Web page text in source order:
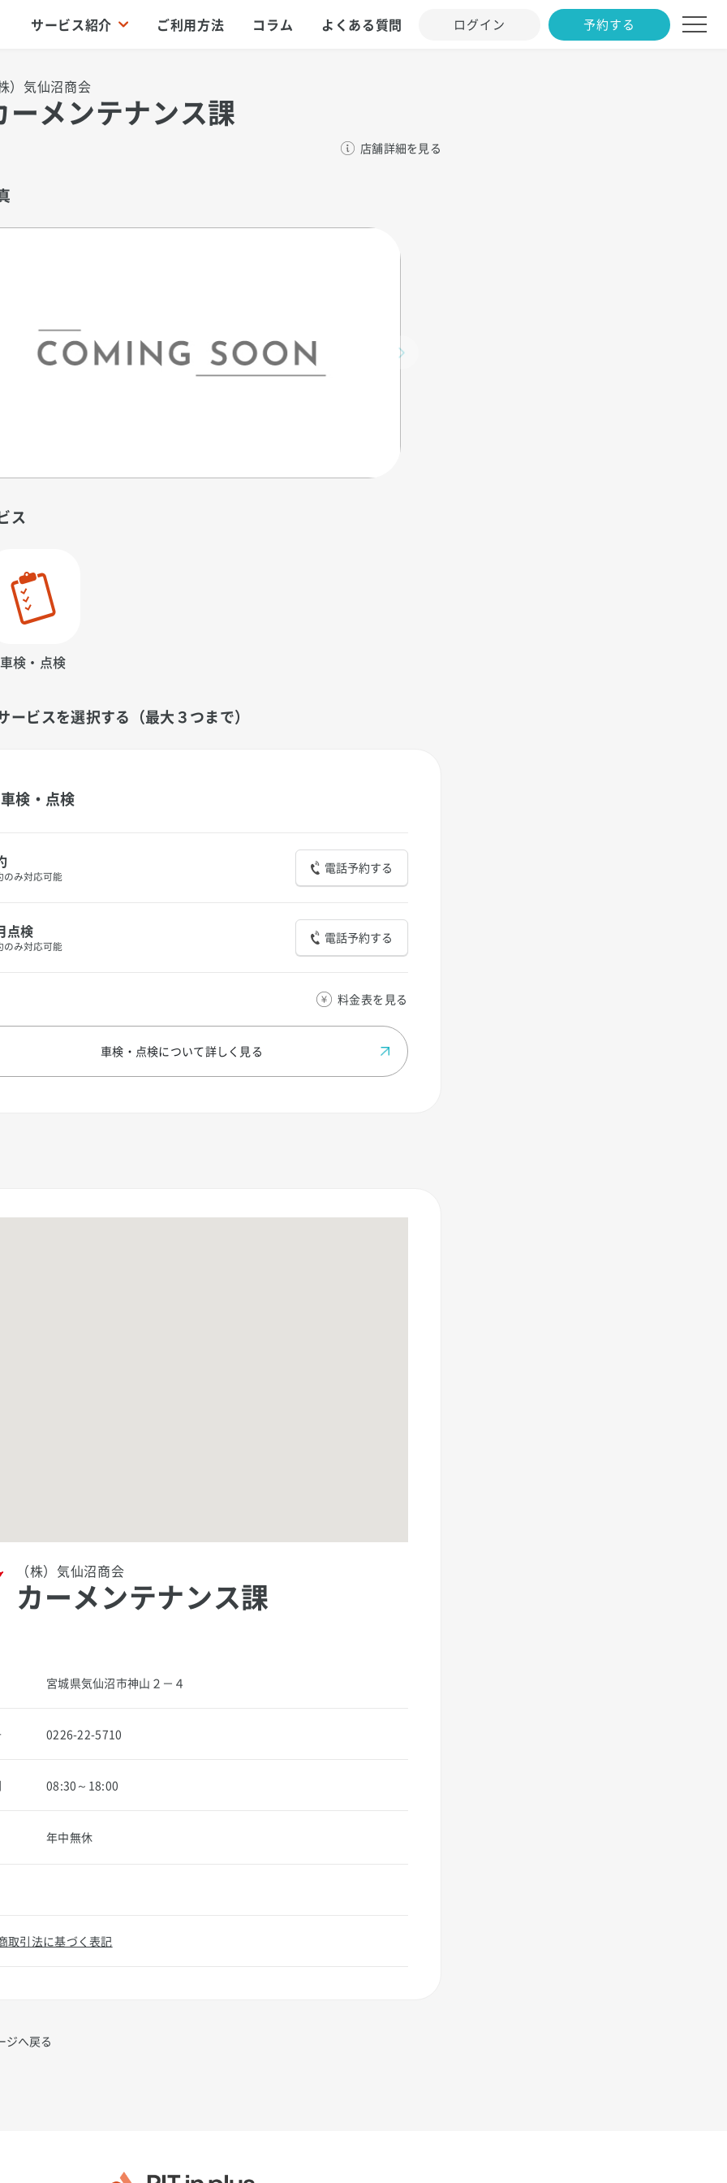
サービス紹介 ご利用方法 コラム よくある質問 ログイン 予約する
）気仙沼商会
ーメンテナンス課
店舗詳細を見る
ス
車検・点検
ービスを選択する（最大３つまで）
車検・点検
み対応可能
電話予約する
点検
み対応可能
電話予約する
料金表を見る
車検・点検について詳しく見る
（株）気仙沼商会
カーメンテナンス課
宮城県気仙沼市神山２－４
0226-22-5710
08:30～18:00
年中無休
取引法に基づく表記
ジへ戻る